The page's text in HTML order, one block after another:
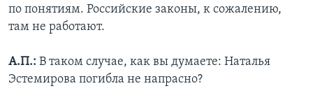
по понятиям. Российские законы, к сожалению,
там не работают.
А.П.: В таком случае, как вы думаете: Наталья
Эстемирова погибла не напрасно?